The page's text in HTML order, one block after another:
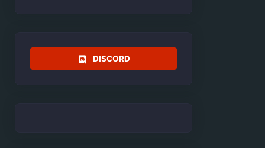
DISCORD